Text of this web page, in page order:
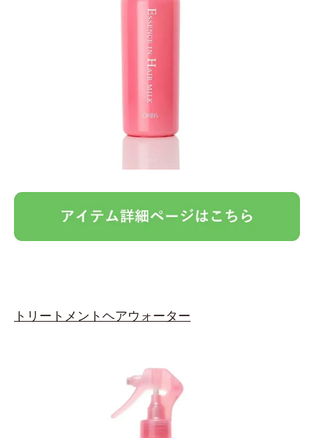
トリートメントヘアウォーター